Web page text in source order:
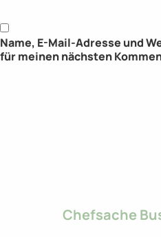
Name, E-Mail-Adresse und
für meinen nächsten
Chefsache